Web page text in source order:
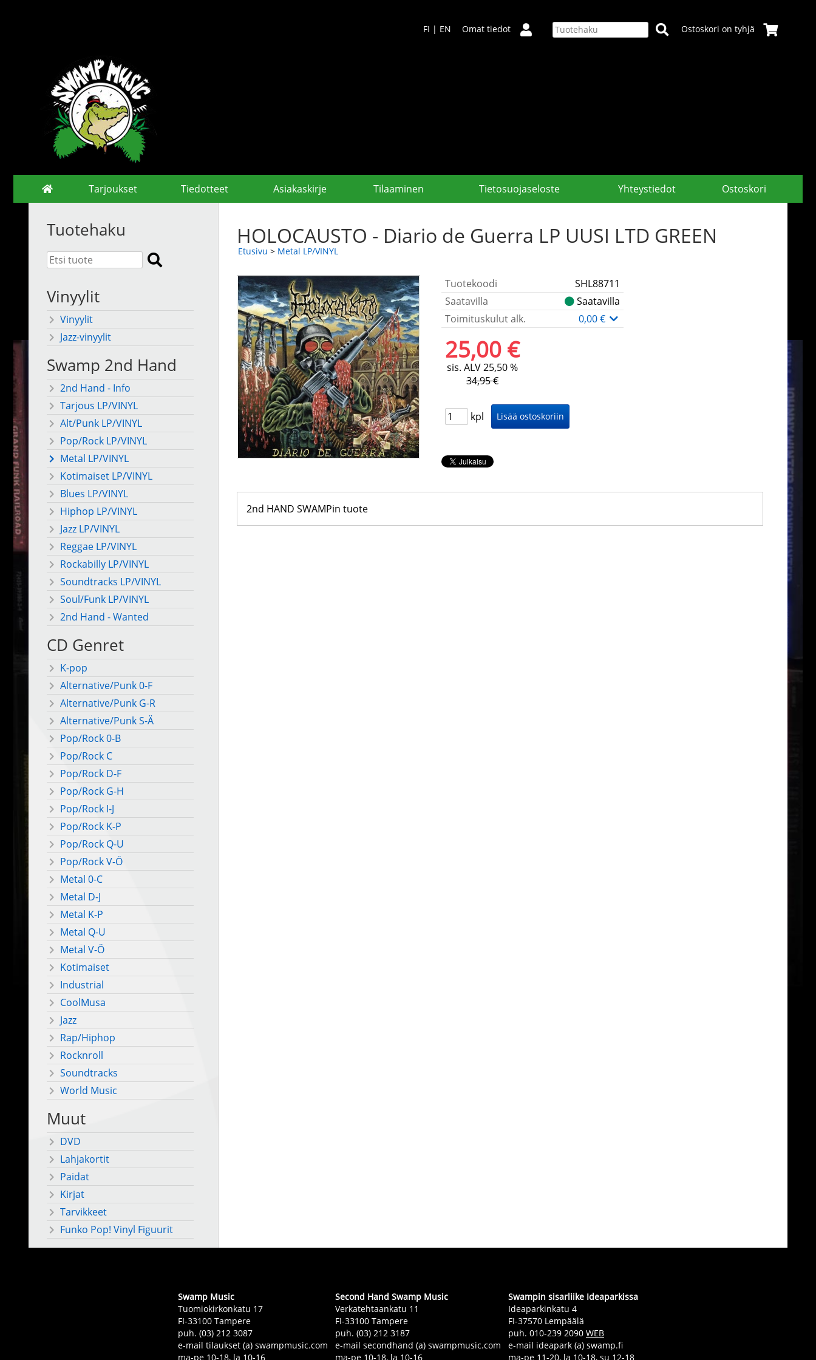
FI | EN Omat tiedot Ostoskori on tyhjä
Tarjoukset Tiedotteet Asiakaskirje Tilaaminen Tietosuojaseloste Yhteystiedot Ostoskori
Tuotehaku
Vinyylit
Vinyylit
Jazz-vinyylit
Swamp 2nd Hand
2nd Hand - Info
Tarjous LP/VINYL
Alt/Punk LP/VINYL
Pop/Rock LP/VINYL
Metal LP/VINYL
Kotimaiset LP/VINYL
Blues LP/VINYL
Hiphop LP/VINYL
Jazz LP/VINYL
Reggae LP/VINYL
Rockabilly LP/VINYL
Soundtracks LP/VINYL
Soul/Funk LP/VINYL
2nd Hand - Wanted
CD Genret
K-pop
Alternative/Punk 0-F
Alternative/Punk G-R
Alternative/Punk S-Ä
Pop/Rock 0-B
Pop/Rock C
Pop/Rock D-F
Pop/Rock G-H
Pop/Rock I-J
Pop/Rock K-P
Pop/Rock Q-U
Pop/Rock V-Ö
Metal 0-C
Metal D-J
Metal K-P
Metal Q-U
Metal V-Ö
Kotimaiset
Industrial
CoolMusa
Jazz
Rap/Hiphop
Rocknroll
Soundtracks
World Music
Muut
DVD
Lahjakortit
Paidat
Kirjat
Tarvikkeet
Funko Pop! Vinyl Figuurit
HOLOCAUSTO - Diario de Guerra LP UUSI LTD GREEN
Etusivu > Metal LP/VINYL
Tuotekoodi
SHL88711
Saatavilla
Saatavilla
Toimituskulut alk.
0,00 €
25,00 €
sis. ALV 25,50 %
34,95 €
kpl
2nd HAND SWAMPin tuote
Swamp Music
Tuomiokirkonkatu 17
FI-33100 Tampere
puh. (03) 212 3087
e-mail tilaukset (a) swampmusic.com
ma-pe 10-18, la 10-16
Second Hand Swamp Music
Verkatehtaankatu 11
FI-33100 Tampere
puh. (03) 212 3187
e-mail secondhand (a) swampmusic.com
ma-pe 10-18, la 10-16
Swampin sisarliike Ideaparkissa
Ideaparkinkatu 4
FI-37570 Lempäälä
puh. 010-239 2090 WEB
e-mail ideapark (a) swamp.fi
ma-pe 11-20, la 10-18, su 12-18